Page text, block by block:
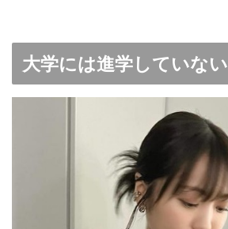
大学には進学していない